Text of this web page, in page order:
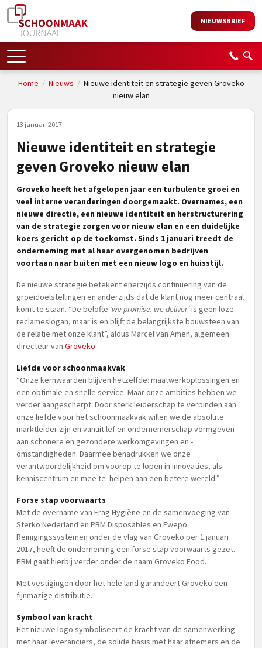
NIEUWSBRIEF
Home / Nieuws / Nieuwe identiteit en strategie geven Groveko
nieuw elan
13 januari 2017
Nieuwe identiteit en strategie
geven Groveko nieuw elan
Groveko heeft het afgelopen jaar een turbulente groei en
veel interne veranderingen doorgemaakt. Overnames, een
nieuwe directie, een nieuwe identiteit en herstructurering
van de strategie zorgen voor nieuw elan en een duidelijke
koers gericht op de toekomst. Sinds 1 januari treedt de
onderneming met al haar overgenomen bedrijven
voortaan naar buiten met een nieuw logo en huisstijl.
De nieuwe strategie betekent enerzijds continuering van de
groeidoelstellingen en anderzijds dat de klant nog meer centraal
komt te staan. “De belofte ‘we promise. we deliver’is geen loze
reclameslogan, maar is en blijft de belangrijkste bouwsteen van
de relatie met onze klant”, aldus Marcel van Amen, algemeen
directeur van Groveko.
Liefde voor schoonmaakvak
“Onze kernwaarden blijven hetzelfde: maatwerkoplossingen en
een optimale en snelle service. Maar onze ambities hebben we
verder aangescherpt. Door sterk leiderschap te verbinden aan
onze liefde voor het schoonmaakvak willen we de absolute
marktleider zijn en vanuit lef en ondernemerschap vormgeven
aan schonere en gezondere werkomgevingen en -
omstandigheden. Daarmee benadrukken we onze
verantwoordelijkheid om voorop te lopen in innovaties, als
kenniscentrum en mee te helpen aan een betere wereld.”
Forse stap voorwaarts
Met de overname van Frag Hygiëne en de samenvoeging van
Sterko Nederland en PBM Disposables en Ewepo
Reinigingssystemen onder de vlag van Groveko per 1 januari
2017, heeft de onderneming een forse stap voorwaarts gezet.
PBM gaat hierbij verder onder de naam Groveko Food.
Met vestigingen door het hele land garandeert Groveko een
fijnmazige distributie.
Symbool van kracht
Het nieuwe logo symboliseert de kracht van de samenwerking
met haar leveranciers, de solide basis met haar afnemers en de